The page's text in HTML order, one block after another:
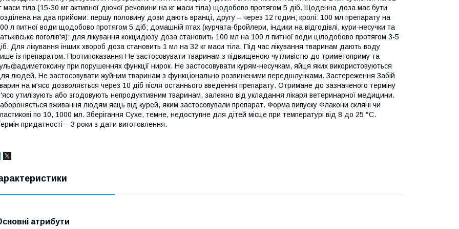
маси тіла (15-30 мг активної діючої речовини на кг маси тіла) щодобово протягом 5 діб. Щоденна доза має бути
на два прийоми: першу половину дози дають вранці, другу – через 12 годин; кролі: 100 мл препарату на
л питної води щодобово протягом 5 діб; домашній птах (курчата-бройлери, індики на відгодівлі, кури-несучки та
поголів'я): для лікування кокцидіозу доза становить 100 мл на 100 л питної води цілодобово протягом 3-5
Для лікування інших хвороб доза становить 1 мл на 32 кг маси тіла. Під час лікування тваринам дають воду
із препаратом. Протипоказання Не застосовувати тваринам з підвищеною чутливістю до триметоприму та
при порушеннях функції нирок. Не застосовувати курям-несучкам, яйця яких використовуються
людей. Не застосовувати жуйним тваринам з функціонально розвиненими передшлунками. Застереження Забій
на м'ясо дозволяється через 10 діб після останнього введення препарату. Отримане до зазначеного терміну
утилізують або згодовують непродуктивним тваринам, залежно від укладання лікаря ветеринарної медицини.
вживання людям яєць від курей, яким застосовували препарат. Форма випуску Флакони скляні чи
по 10, 1000 мл. Зберігання Сухе, темне, недоступне для дітей місце при температурі від 8 до 25 °С.
придатності – 3 роки з дати виготовлення.
атрибути